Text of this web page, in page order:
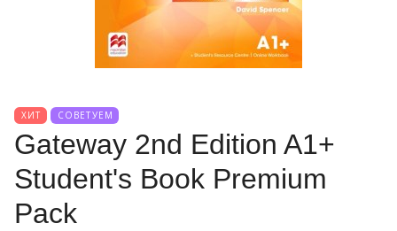
ХИТ СОВЕТУЕМ
Gateway 2nd Edition A1+
Student's Book Premium
Pack